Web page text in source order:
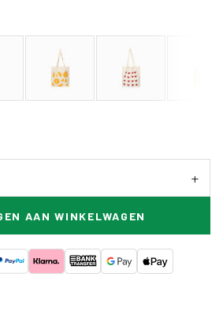
AAN WINKELWAGEN